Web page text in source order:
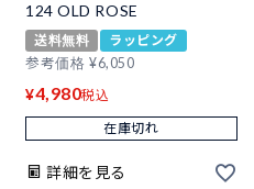
124 OLD ROSE
送料無料
ラッピング
参考価格 ¥6,050
¥4,980税込
在庫切れ
詳細を見る